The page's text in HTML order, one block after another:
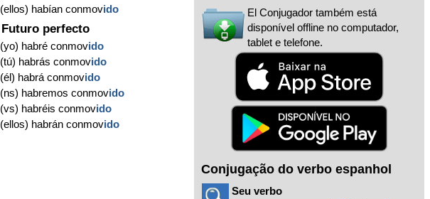
(ellos) habían conmovido
Futuro perfecto
(yo) habré conmovido
(tú) habrás conmovido
(él) habrá conmovido
(ns) habremos conmovido
(vs) habréis conmovido
(ellos) habrán conmovido
El Conjugador também está
disponível offline no computador,
tablet e telefone.
Conjugação do verbo espanhol
Seu verbo